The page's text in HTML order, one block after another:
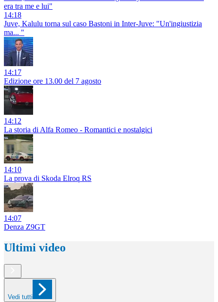
era tra me e lui"
14:18
Juve, Kalulu torna sul caso Bastoni in Inter-Juve: "Un'ingiustizia
ma... "
14:17
Edizione ore 13.00 del 7 agosto
14:12
La storia di Alfa Romeo - Romantici e nostalgici
14:10
La prova di Skoda Elroq RS
14:07
Denza Z9GT
Ultimi video
Vedi tutti